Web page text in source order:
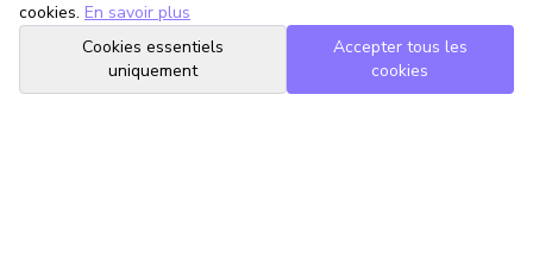
cookies. En savoir plus
Cookies essentiels
uniquement
Accepter tous les
cookies